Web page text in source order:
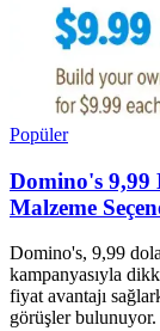
Popüler
Domino's 9,99
Malzeme
Domino's, 9,99
kampanyasıyla
fiyat avantajı
görüşler bulunuyor.